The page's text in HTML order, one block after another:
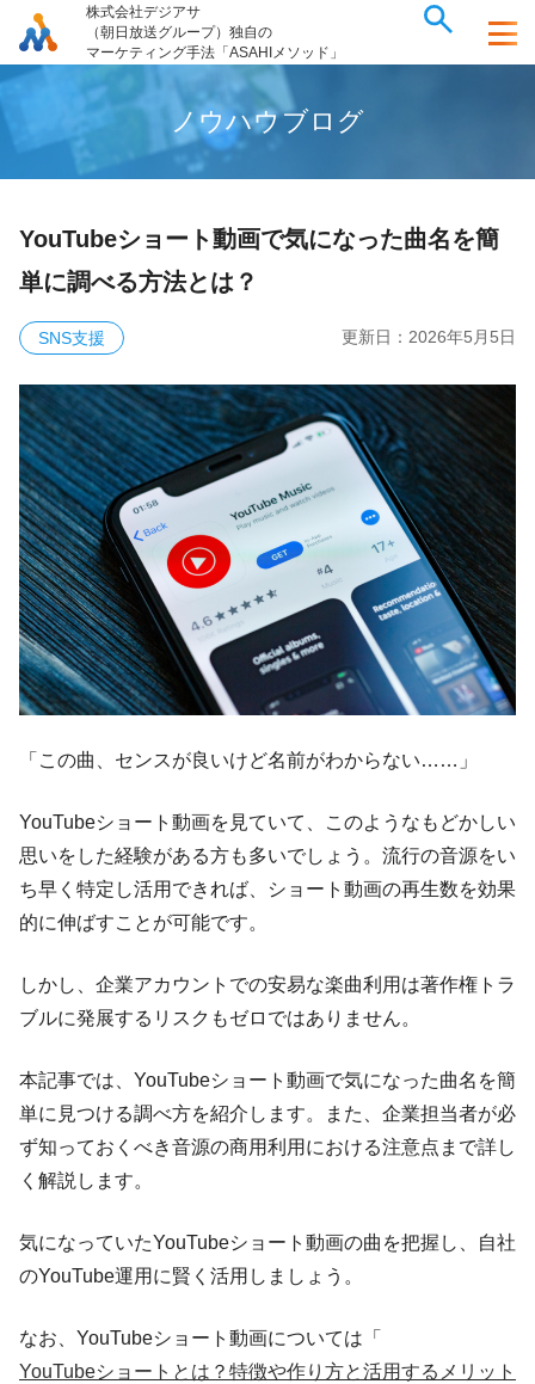
株式会社デジアサ
（朝日放送グループ）独自の
マーケティング手法「ASAHIメソッド」
ノウハウブロ グ
YouTubeショート動画で気になった曲名を簡
単に調べる方法とは？
SNS支援 更新日： 2026年5月5日
「この曲、センスが良いけど名前がわからない……」
YouTubeショート動画を見ていて、このようなもどかしい
思いをした経験がある方も多いでしょう。流行の音源をい
ち早く特定し活用できれば、ショート動画の再生数を効果
的に伸ばすことが可能です。
しかし、企業アカウントでの安易な楽曲利用は著作権トラ
ブルに発展するリスクもゼロではありません。
本記事では、YouTubeショート動画で気になった曲名を簡
単に見つける調べ方を紹介します。また、企業担当者が必
ず知っておくべき音源の商用利用における注意点まで詳し
く解説します。
気になっていたYouTubeショート動画の曲を把握し、自社
のYouTube運用に賢く活用しましょう。
なお、YouTubeショート動画については「
YouTubeショートとは？特徴や作り方と活用するメリット